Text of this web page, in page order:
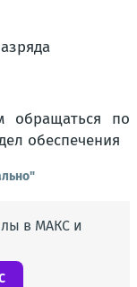
обращаться по
обеспечения
в МАКС и